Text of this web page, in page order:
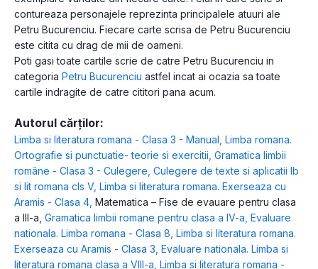
contureaza personajele reprezinta principalele atuuri ale
Petru Bucurenciu. Fiecare carte scrisa de Petru Bucurenciu
este citita cu drag de mii de oameni.
Poti gasi toate cartile scrie de catre Petru Bucurenciu in
categoria Petru Bucurenciu astfel incat ai ocazia sa toate
cartile indragite de catre cititori pana acum.
Autorul cărților:
Limba si literatura romana - Clasa 3 - Manual , Limba romana.
Ortografie si punctuatie- teorie si exercitii, Gramatica limbii
române - Clasa 3 - Culegere, Culegere de texte si aplicatii lb
si lit romana cls V, Limba si literatura romana. Exerseaza cu
Aramis - Clasa 4, Matematica – Fise de evauare pentru clasa
a III-a, Gramatica limbii romane pentru clasa a IV-a, Evaluare
nationala. Limba romana - Clasa 8, Limba si literatura romana.
Exerseaza cu Aramis - Clasa 3, Evaluare nationala. Limba si
literatura romana clasa a VIII-a, Limba si literatura romana -